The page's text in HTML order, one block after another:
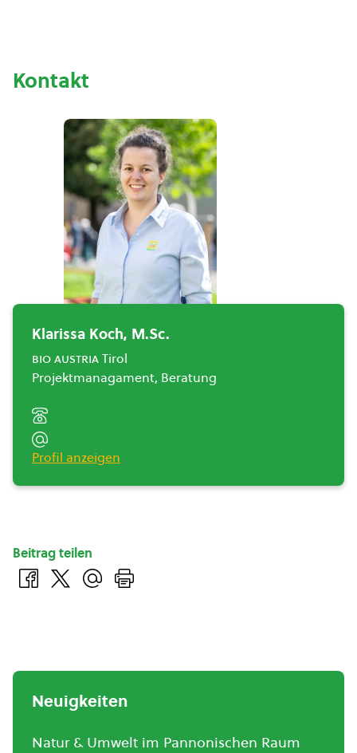
Kontakt
Klarissa Koch, M.Sc.
bio austriaTirol
Projektmanagament, Beratung
Profil anzeigen
Beitrag teilen
Neuigkeiten
Natur & Umwelt im Pannonischen Raum